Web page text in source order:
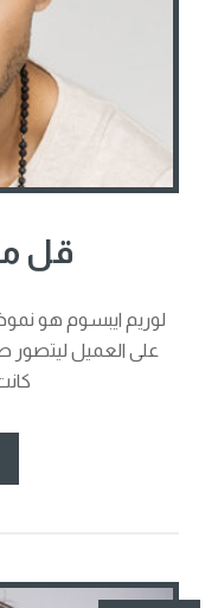
قل
لوريم ايبسوم هو
على العميل